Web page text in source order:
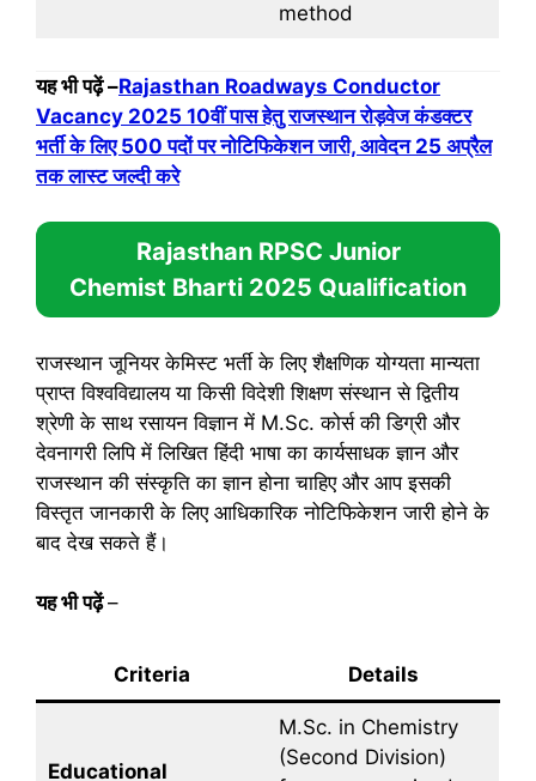
method
यह भी पढ़ें –Rajasthan Roadways Conductor
Vacancy 2025 10वीं पास हेतु राजस्थान रोड़वेज कंडक्टर
भर्ती के लिए 500 पदों पर नोटिफिकेशन जारी, आवेदन 25 अप्रैल
तक लास्ट जल्दी करे
Rajasthan RPSC Junior
Chemist Bharti 2025 Qualification
राजस्थान जूनियर केमिस्ट भर्ती के लिए शैक्षणिक योग्यता मान्यता
प्राप्त विश्वविद्यालय या किसी विदेशी शिक्षण संस्थान से द्वितीय
श्रेणी के साथ रसायन विज्ञान में M.Sc. कोर्स की डिग्री और
देवनागरी लिपि में लिखित हिंदी भाषा का कार्यसाधक ज्ञान और
राजस्थान की संस्कृति का ज्ञान होना चाहिए और आप इसकी
विस्तृत जानकारी के लिए आधिकारिक नोटिफिकेशन जारी होने के
बाद देख सकते हैं।
यह भी पढ़ें –
Criteria Details
Educational
M.Sc. in Chemistry
(Second Division)